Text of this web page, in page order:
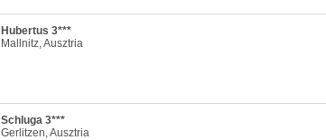
Hubertus 3***
Mallnitz, Ausztria
Schluga 3***
Gerlitzen, Ausztria